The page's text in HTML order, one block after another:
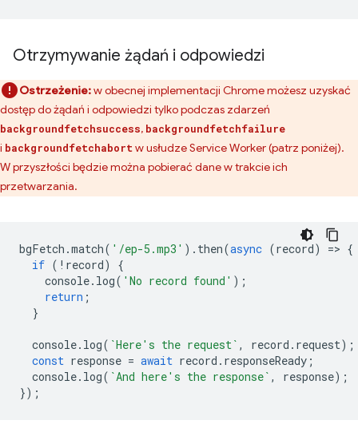
Otrzymywanie żądań i odpowiedzi
Ostrzeżenie:w obecnej implementacji Chrome możesz uzyskać
dostęp do żądań i odpowiedzi tylko podczas zdarzeń
backgroundfetchsuccess, backgroundfetchfailure
i backgroundfetchabort w usłudze Service Worker (patrz poniżej).
W przyszłości będzie można pobierać dane w trakcie ich
przetwarzania.
bgFetch .match( '/ep-5.mp3' ). then(async (record) => {
if ( ! record)
{
console. log( 'No record found' );
return ;
}
console. log( `Here's the request` , record . request);
const response = await record . responseReady ;
console. log( `And here's the response` , response);
});